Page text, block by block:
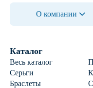
О компании
Каталог
Весь каталог
Серьги
Браслеты